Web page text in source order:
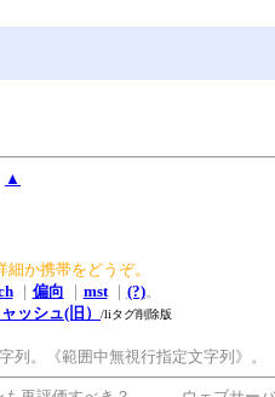
▲
か携帯をどうぞ。
｜ 偏向 ｜ mst｜ (?)。
ッシュ(旧） /liタグ削除版
。《範囲中無視行指定文字列》。